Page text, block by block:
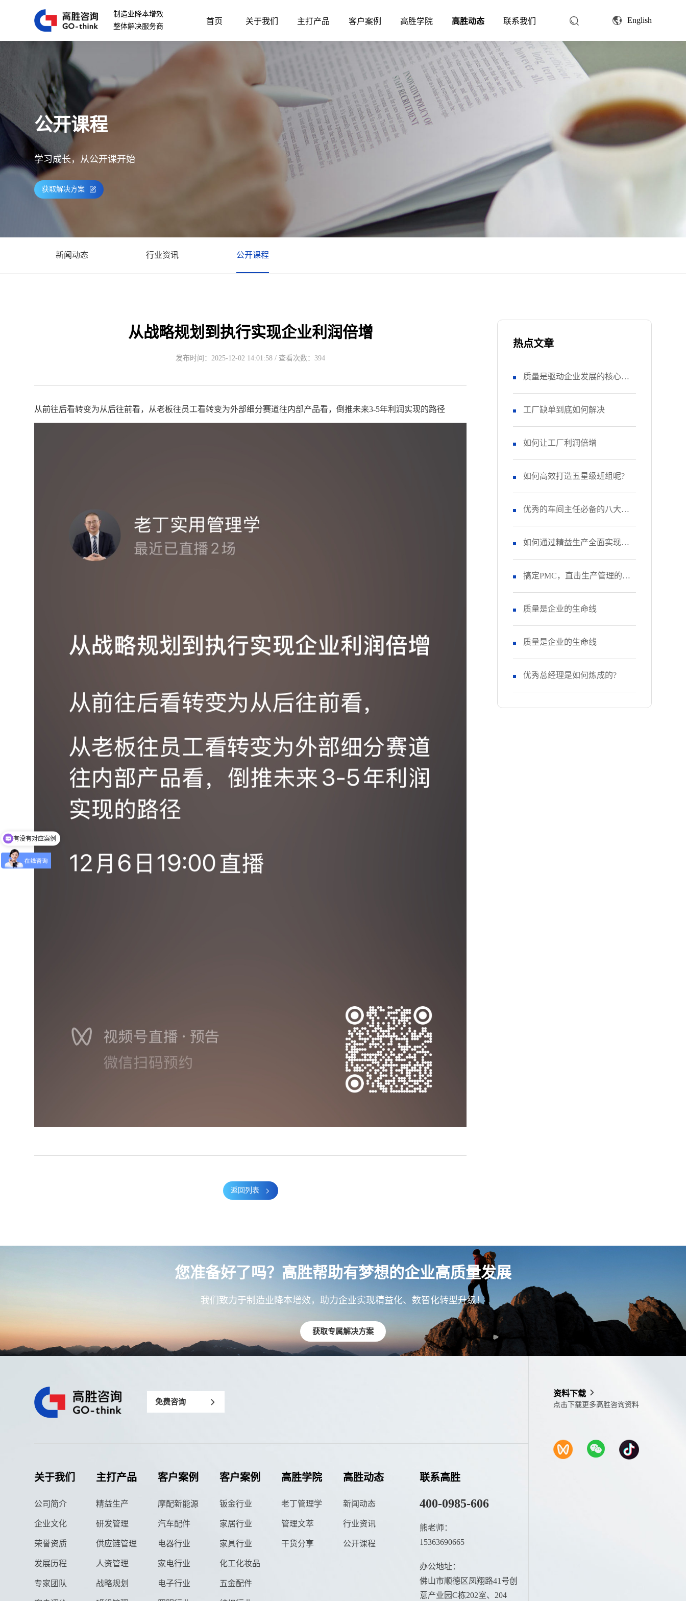
制造业降本增效
整体解决服务商
首页 关于我们 主打产品 客户案例 高胜学院 高胜动态 联系我们 English
公开课程
学习成长，从公开课开始
获取解决方案
新闻动态 行业资讯 公开课程
从战略规划到执行实现企业利润倍增
发布时间：2025-12-02 14:01:58 / 查看次数：394
从前往后看转变为从后往前看，从老板往员工看转变为外部细分赛道往内部产品看，倒推未来3-5年利润实现的路径
返回列表
热点文章
质量是驱动企业发展的核心引
擎
工厂缺单到底如何解决
如何让工厂利润倍增
如何高效打造五星级班组呢?
优秀的车间主任必备的八大技
能
如何通过精益生产全面实现降
本增效
搞定PMC，直击生产管理的核
心
质量是企业的生命线
质量是企业的生命线
优秀总经理是如何炼成的?
您准备好了吗？高胜帮助有梦想的企业高质量发展
我们致力于制造业降本增效，助力企业实现精益化、数智化转型升级！
获取专属解决方案
免费咨询
关于我们
公司简介
企业文化
荣誉资质
发展历程
专家团队
主打产品
精益生产
研发管理
供应链管理
人资管理
战略规划
客户案例
摩配新能源
汽车配件
电器行业
家电行业
电子行业
客户案例
钣金行业
家居行业
家具行业
化工化妆品
五金配件
高胜学院
老丁管理学
管理文萃
干货分享
高胜动态
新闻动态
行业资讯
公开课程
联系高胜
400-0985-606
熊老师：
15363690665
办公地址：
佛山市顺德区凤翔路41号创
意产业园C栋202室、204
资料下载
点击下载更多高胜咨询资料
老师可以上面拜访吗？